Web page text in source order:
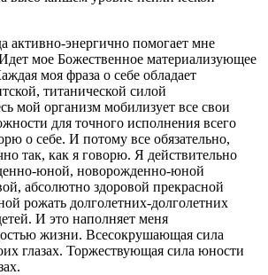
активно-энергично помогает мне
мое Божественное материализующее
моя фраза о себе обладает
титанической силой
мой организм мобилизует все свои
для точного исполнения всего
о себе. И потому все обязательно,
так, как я говорю. Я действительно
юной, новорожденно-юной
абсолютно здоровой прекрасной
рожать долголетних-долголетних
И это наполняет меня
жизни. Всесокрушающая сила
глазах. Торжествующая сила юности